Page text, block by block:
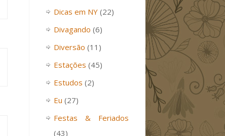
Dicas em NY (22)
Divagando (6)
Diversão (11)
Estações (45)
Estudos (2)
Eu (27)
Festas & Feriados
(43)